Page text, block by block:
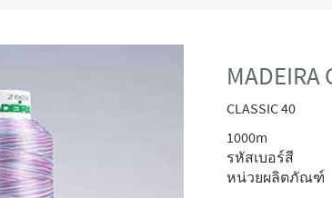
CLASSIC 40
1000m
รหัสเบอร์สี
หน่วยผลิตภัณฑ์